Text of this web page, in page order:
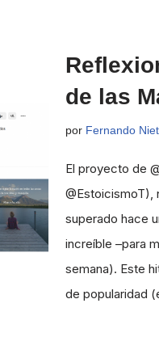
de las
por Fernando
El proyecto de
@EstoicismoT),
superado hace
increíble –para
semana). Este
de popularidad